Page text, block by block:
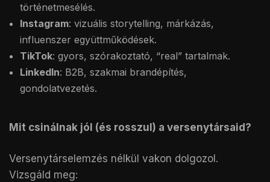
történetmesélés.
Instagram: vizuális storytelling, márkázás,
influenszer együttműködések.
TikTok: gyors, szórakoztató, “real” tartalmak.
LinkedIn: B2B, szakmai brandépítés,
gondolatvezetés.
Mit csinálnak jól (és rosszul) a versenytársaid?
Versenytárselemzés nélkül vakon dolgozol.
Vizsgáld meg: